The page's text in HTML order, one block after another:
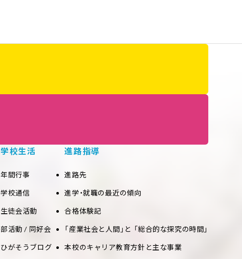
学校生活
年間行事
学校通信
生徒会活動
部活動 / 同好会
ひがそうブログ
進路指導
進路先
進学・就職の最近の傾向
合格体験記
「産業社会と人間」と 「総合的な探究の時間」
本校のキャリア教育方針と主な事業